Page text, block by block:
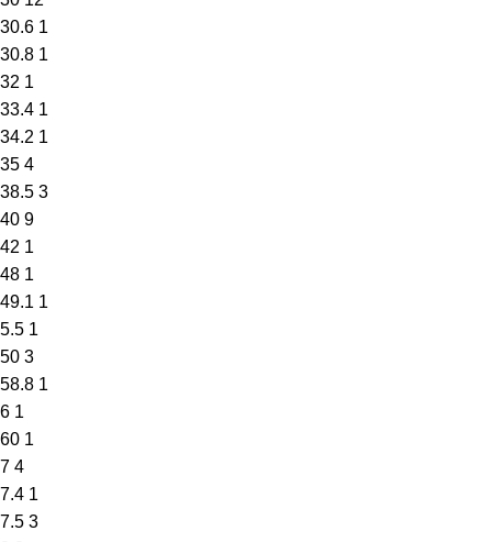
30.6 1
30.8 1
32 1
33.4 1
34.2 1
35 4
38.5 3
40 9
42 1
48 1
49.1 1
5.5 1
50 3
58.8 1
6 1
60 1
7 4
7.4 1
7.5 3